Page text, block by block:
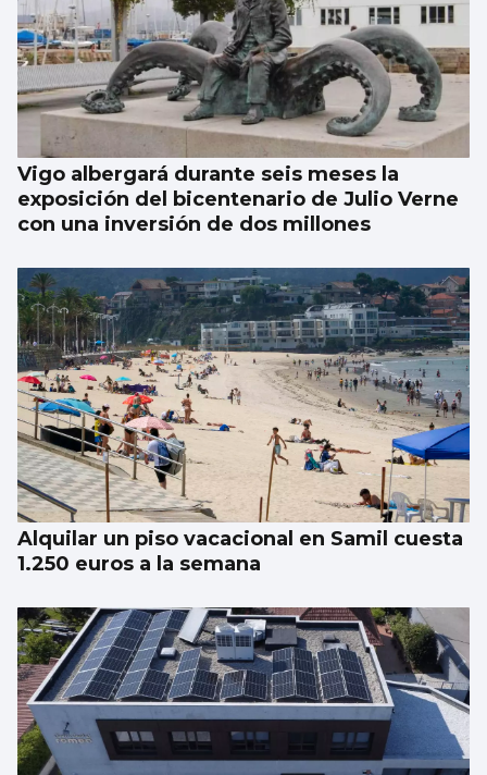
Vigo albergará durante seis meses la
exposición del bicentenario de Julio Verne
con una inversión de dos millones
Alquilar un piso vacacional en Samil cuesta
1.250 euros a la semana